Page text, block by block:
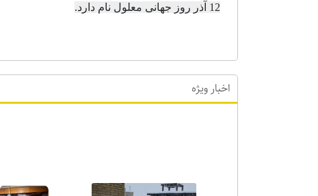
12 آذر روز جهانی معلول نام دارد.
اخبار ویژه